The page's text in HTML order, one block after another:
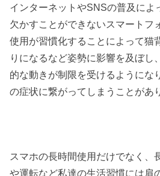
インターネットやSNSの普及によ
欠かすことができないスマートフ
使用が習慣化することによって猫
りになるなど姿勢に影響を及ぼし
的な動きが制限を受けるようにな
の症状に繋がってしまうことがあ
スマホの長時間使用だけでなく、
や運転など私達の生活習慣には肩